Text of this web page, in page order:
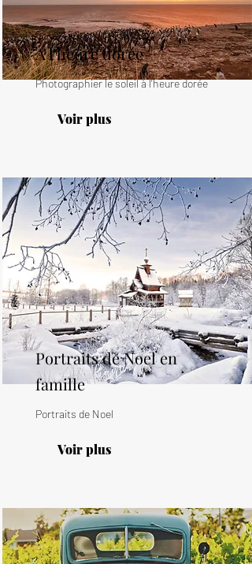
A l'heure dorée
Photographier le soleil à l'heure dorée
Voir plus
Portraits de Noel en
famille
Portraits de Noel
Voir plus